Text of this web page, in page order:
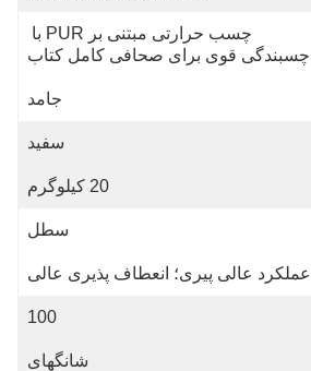
چسب حرارتی مبتنی بر PUR با
چسبندگی قوی برای صحافی کامل کتاب
جامد
سفید
20 کیلوگرم
سطل
عملکرد عالی پیری؛ انعطاف پذیری عالی
100
شانگهای